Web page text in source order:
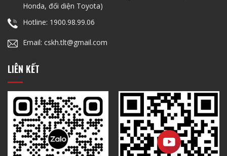
Honda, đối diện Toyota)
Hotline: 1900.98.99.06
Email: cskh.tlt@gmail.com
LIÊN KẾT